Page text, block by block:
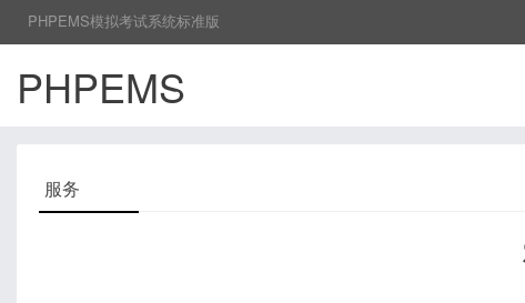
PHPEMS模拟考试系统标准版
PHPEMS
服务